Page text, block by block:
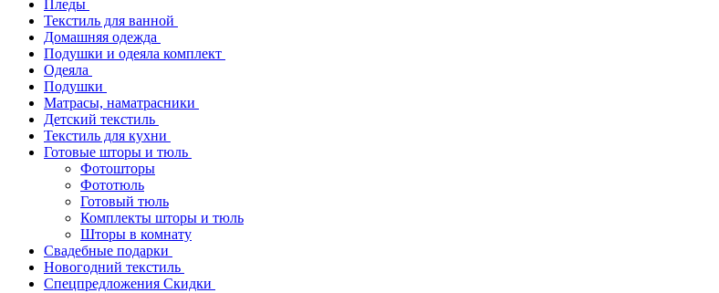
Пледы
Текстиль для ванной
Домашняя одежда
Подушки и одеяла комплект
Одеяла
Подушки
Матрасы, наматрасники
Детский текстиль
Текстиль для кухни
Готовые шторы и тюль
Фотошторы
Фототюль
Готовый тюль
Комплекты шторы и тюль
Шторы в комнату
Свадебные подарки
Новогодний текстиль
Спецпредложения Скидки